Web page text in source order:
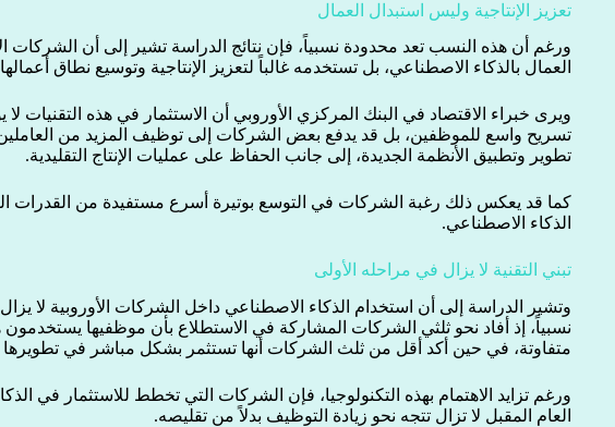
تعزيز الإنتاجية وليس استبدال العمال
ورغم أن هذه النسب تعد محدودة نسبياً، فإن نتائج الدراسة تشير إلى أن الشركات
العمال بالذكاء الاصطناعي، بل تستخدمه غالباً لتعزيز الإنتاجية وتوسيع نطاق
ويرى خبراء الاقتصاد في البنك المركزي الأوروبي أن الاستثمار في هذه التقنيات
تسريح واسع للموظفين، بل قد يدفع بعض الشركات إلى توظيف المزيد من
تطوير وتطبيق الأنظمة الجديدة، إلى جانب الحفاظ على عمليات الإنتاج التقليدية.
كما قد يعكس ذلك رغبة الشركات في التوسع بوتيرة أسرع مستفيدة من القدرات
الذكاء الاصطناعي.
تبني التقنية لا يزال في مراحله الأولى
وتشير الدراسة إلى أن استخدام الذكاء الاصطناعي داخل الشركات الأوروبية لا
نسبياً، إذ أفاد نحو ثلثي الشركات المشاركة في الاستطلاع بأن موظفيها يستخدمون
متفاوتة، في حين أكد أقل من ثلث الشركات أنها تستثمر بشكل مباشر في تطويرها
ورغم تزايد الاهتمام بهذه التكنولوجيا، فإن الشركات التي تخطط للاستثمار في
العام المقبل لا تزال تتجه نحو زيادة التوظيف بدلاً من تقليصه.